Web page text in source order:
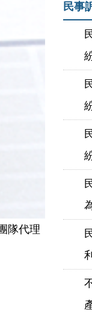
隊代理
民事